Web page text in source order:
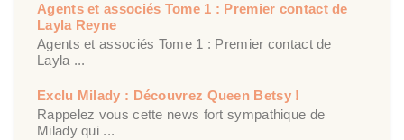
Agents et associés Tome 1 : Premier contact de
Layla Reyne
Agents et associés Tome 1 : Premier contact de
Layla ...
Exclu Milady : Découvrez Queen Betsy !
Rappelez vous cette news fort sympathique de
Milady qui ...